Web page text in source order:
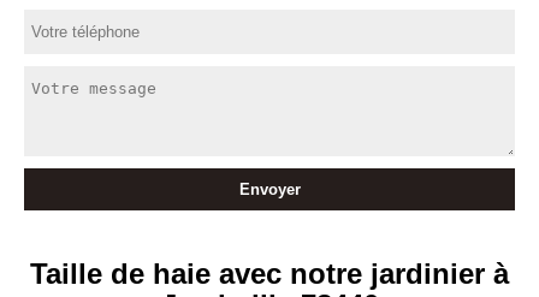
Taille de haie avec notre jardinier à